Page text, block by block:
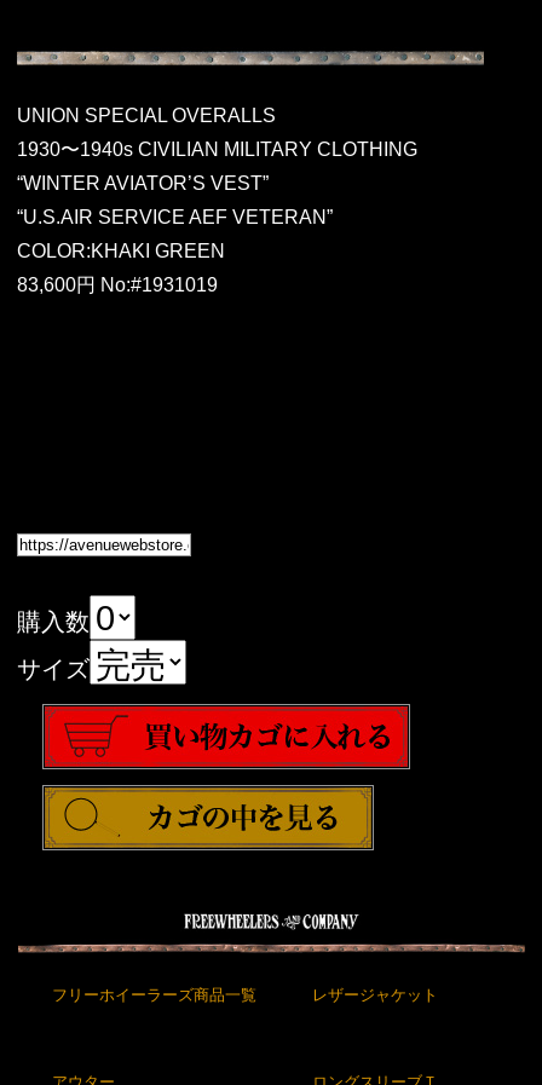
UNION SPECIAL OVERALLS
1930〜1940s CIVILIAN MILITARY CLOTHING
“WINTER AVIATOR’S VEST”
“U.S.AIR SERVICE AEF VETERAN”
COLOR:KHAKI GREEN
83,600円 No:#1931019
購入数
サイズ
フリーホイーラーズ商品一覧 レザージャケット